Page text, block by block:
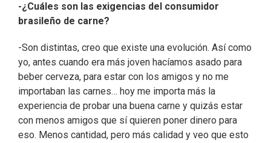
-¿Cuáles son las exigencias del consumidor
brasileño de carne?
-Son distintas, creo que existe una evolución. Así como
yo, antes cuando era más joven hacíamos asado para
beber cerveza, para estar con los amigos y no me
importaban las carnes… hoy me importa más la
experiencia de probar una buena carne y quizás estar
con menos amigos que sí quieren poner dinero para
eso. Menos cantidad, pero más calidad y veo que esto